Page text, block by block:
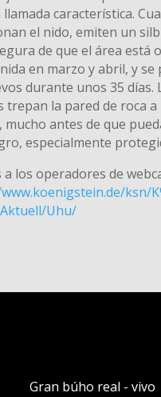
llamada característica.
el nido, emiten un
de que el área está
en marzo y abril, y se
durante unos 35 días.
trepan la pared de roca a
mucho antes de que
especialmente
a los operadores de
ksn/
Uhu/
Gran búho real - vivo